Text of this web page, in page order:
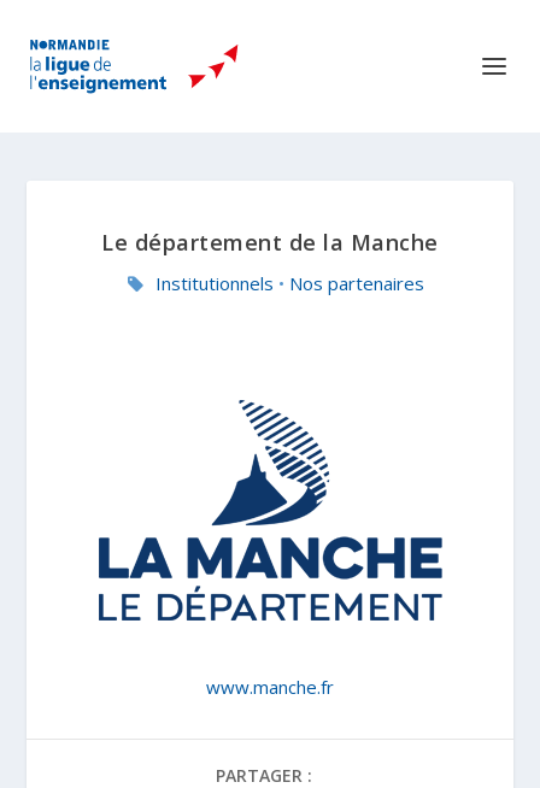
Le département de la Manche
Institutionnels • Nos partenaires
www.manche.fr
PARTAGER :